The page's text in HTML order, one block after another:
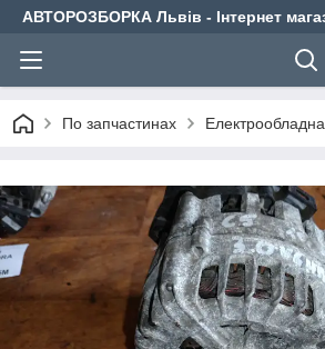
АВТОРОЗБОРКА Львів - Інтернет
По запчастинах